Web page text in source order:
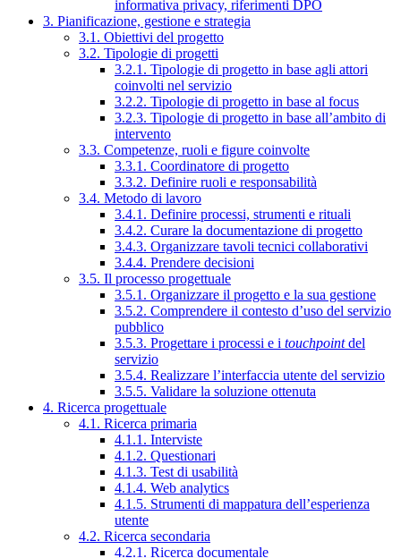
informativa privacy, riferimenti DPO
3. Pianificazione, gestione e strategia
3.1. Obiettivi del progetto
3.2. Tipologie di progetti
3.2.1. Tipologie di progetto in base agli attori
coinvolti nel servizio
3.2.2. Tipologie di progetto in base al focus
3.2.3. Tipologie di progetto in base all’ambito di
intervento
3.3. Competenze, ruoli e figure coinvolte
3.3.1. Coordinatore di progetto
3.3.2. Definire ruoli e responsabilità
3.4. Metodo di lavoro
3.4.1. Definire processi, strumenti e rituali
3.4.2. Curare la documentazione di progetto
3.4.3. Organizzare tavoli tecnici collaborativi
3.4.4. Prendere decisioni
3.5. Il processo progettuale
3.5.1. Organizzare il progetto e la sua gestione
3.5.2. Comprendere il contesto d’uso del servizio
pubblico
3.5.3. Progettare i processi e i touchpointdel
servizio
3.5.4. Realizzare l’interfaccia utente del servizio
3.5.5. Validare la soluzione ottenuta
4. Ricerca progettuale
4.1. Ricerca primaria
4.1.1. Interviste
4.1.2. Questionari
4.1.3. Test di usabilità
4.1.4. Web analytics
4.1.5. Strumenti di mappatura dell’esperienza
utente
4.2. Ricerca secondaria
4.2.1. Ricerca documentale